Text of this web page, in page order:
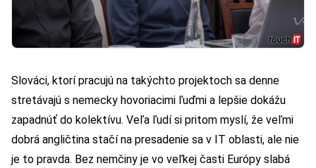
Slováci, ktorí pracujú na takýchto projektoch sa denne
stretávajú s nemecky hovoriacimi ľuďmi a lepšie dokážu
zapadnúť do kolektívu. Veľa ľudí si pritom myslí, že veľmi
dobrá angličtina stačí na presadenie sa v IT oblasti, ale nie
je to pravda. Bez nemčiny je vo veľkej časti Európy slabá